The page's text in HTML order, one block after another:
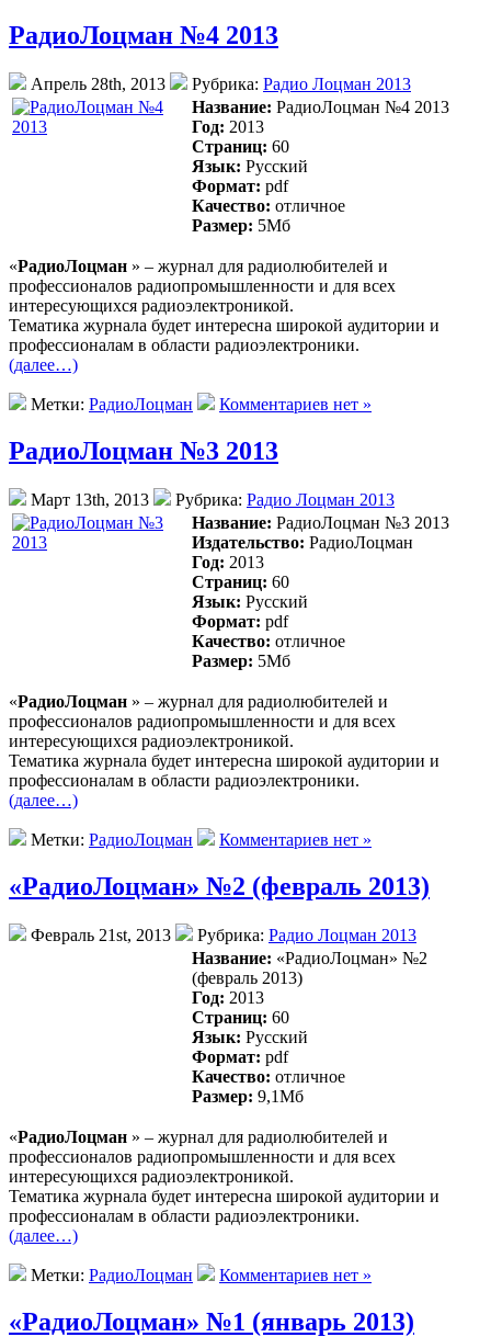
РадиоЛоцман №4 2013
Апрель 28th, 2013 Рубрика: Радио Лоцман 2013
Название: РадиоЛоцман №4 2013
Год: 2013
Страниц: 60
Язык: Русский
Формат: pdf
Качество: отличное
Размер: 5Mб
«РадиоЛоцман » – журнал для радиолюбителей и
профессионалов радиопромышленности и для всех
интересующихся радиоэлектроникой.
Тематика журнала будет интересна широкой аудитории и
профессионалам в области радиоэлектроники.
(далее…)
Метки: РадиоЛоцман Комментариев нет »
РадиоЛоцман №3 2013
Март 13th, 2013 Рубрика: Радио Лоцман 2013
Название: РадиоЛоцман №3 2013
Издательство: РадиоЛоцман
Год: 2013
Страниц: 60
Язык: Русский
Формат: pdf
Качество: отличное
Размер: 5Mб
«РадиоЛоцман » – журнал для радиолюбителей и
профессионалов радиопромышленности и для всех
интересующихся радиоэлектроникой.
Тематика журнала будет интересна широкой аудитории и
профессионалам в области радиоэлектроники.
(далее…)
Метки: РадиоЛоцман Комментариев нет »
«РадиоЛоцман» №2 (февраль 2013)
Февраль 21st, 2013 Рубрика: Радио Лоцман 2013
Название: «РадиоЛоцман» №2
(февраль 2013)
Год: 2013
Страниц: 60
Язык: Русский
Формат: pdf
Качество: отличное
Размер: 9,1Mб
«РадиоЛоцман » – журнал для радиолюбителей и
профессионалов радиопромышленности и для всех
интересующихся радиоэлектроникой.
Тематика журнала будет интересна широкой аудитории и
профессионалам в области радиоэлектроники.
(далее…)
Метки: РадиоЛоцман Комментариев нет »
«РадиоЛоцман» №1 (январь 2013)